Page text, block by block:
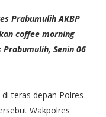
Prabumulih AKBP
coffee morning
Senin 06
teras depan Polres
Wakpolres